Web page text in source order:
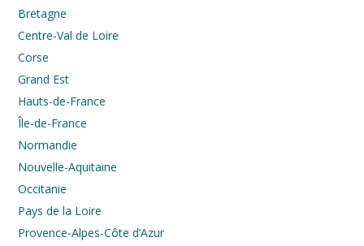
Bretagne
Centre-Val de Loire
Corse
Grand Est
Hauts-de-France
Île-de-France
Normandie
Nouvelle-Aquitaine
Occitanie
Pays de la Loire
Provence-Alpes-Côte d’Azur